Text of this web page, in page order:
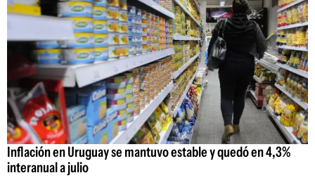
Inflación en Uruguay se mantuvo estable y quedó en 4,3%
interanual a julio